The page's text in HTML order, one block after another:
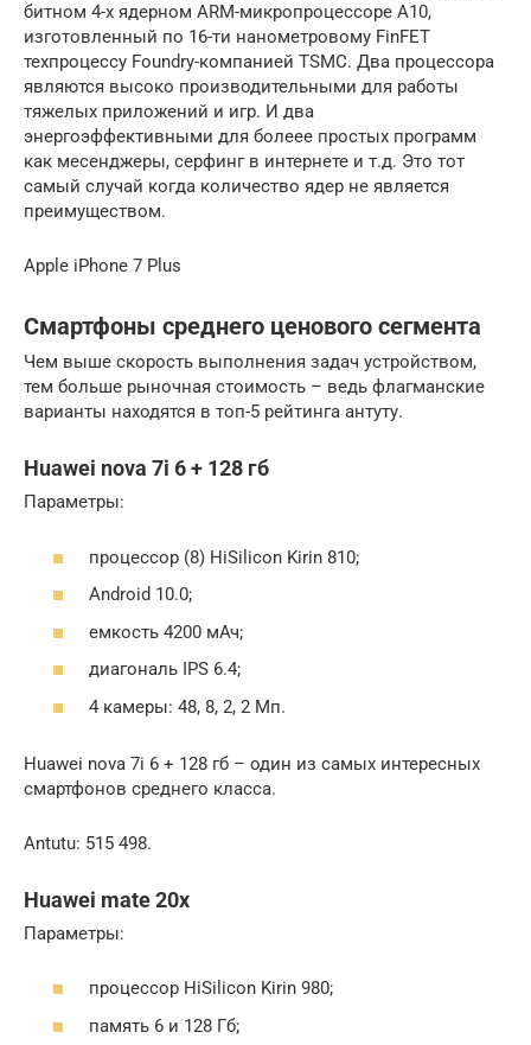
битном 4-x ядерном ARM-микропроцессоре A10,
изготовленный по 16-ти нанометровому FinFET
техпроцессу Foundry-компанией TSMC. Два процессора
являются высоко производительными для работы
тяжелых приложений и игр. И два
энергоэффективными для болеее простых программ
как месенджеры, серфинг в интернете и т.д. Это тот
самый случай когда количество ядер не является
преимуществом.
Apple iPhone 7 Plus
Смартфоны среднего ценового сегмента
Чем выше скорость выполнения задач устройством,
тем больше рыночная стоимость – ведь флагманские
варианты находятся в топ-5 рейтинга антуту.
Huawei nova 7i 6 + 128 гб
Параметры:
процессор (8) HiSilicon Kirin 810;
Android 10.0;
емкость 4200 мАч;
диагональ IPS 6.4;
4 камеры: 48, 8, 2, 2 Мп.
Huawei nova 7i 6 + 128 гб – один из самых интересных
смартфонов среднего класса.
Antutu: 515 498.
Huawei mate 20x
Параметры:
процессор HiSilicon Kirin 980;
память 6 и 128 Гб;